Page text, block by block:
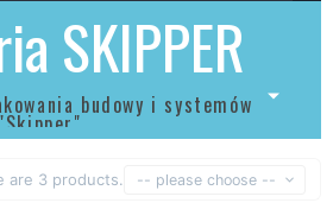
SKIPPER
budowy i systemów
are 3 products. -- please choose --